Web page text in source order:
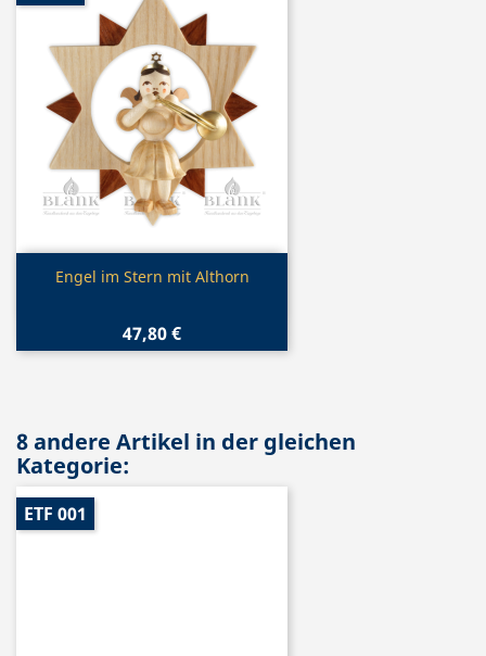
 Vorschau
Engel im Stern mit Althorn
47,80 €
8 andere Artikel in der gleichen
Kategorie:
ETF 001